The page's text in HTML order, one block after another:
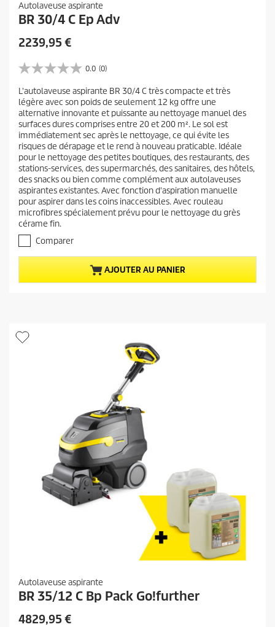
Autolaveuse aspirante
BR 30/4 C Ep Adv
P
i
a
c
t
u
e
l
d
u
p
r
o
d
u
i
t
2239,95 €
0.0 (0)
0
0
s
u
r
5
é
t
o
i
l
e
s
.
L'autolaveuse aspirante BR 30/4 C très compacte et très
légère avec son poids de seulement 12 kg offre une
alternative innovante et puissante au nettoyage manuel des
surfaces dures comprises entre 20 et 200 m². Le sol est
immédiatement sec après le nettoyage, ce qui évite les
risques de dérapage et le rend à nouveau praticable. Idéale
pour le nettoyage des petites boutiques, des restaurants, des
stations-services, des supermarchés, des sanitaires, des hôtels,
des snacks ou bien comme complément aux autolaveuses
aspirantes existantes. Avec fonction d'aspiration manuelle
pour aspirer dans les coins inaccessibles. Avec rouleau
microfibres spécialement prévu pour le nettoyage du grès
cérame fin.
Comparer
AJOUTER AU PANIER
Autolaveuse aspirante
BR 35/12 C Bp Pack Go!further
P
4829,95 €